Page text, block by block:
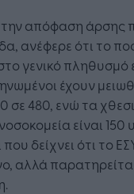
απόφαση άρσης
ανέφερε ότι το
γενικό πληθυσμό
έχουν
σε 480, ενώ τα
είναι
δείχνει ότι το
αλλά